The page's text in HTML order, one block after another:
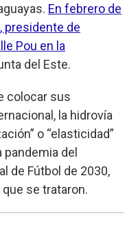
En febrero de
presidente de
Pou en la
del Este.
colocar sus
la hidrovía
o “elasticidad”
del
de Fútbol de 2030,
se trataron.